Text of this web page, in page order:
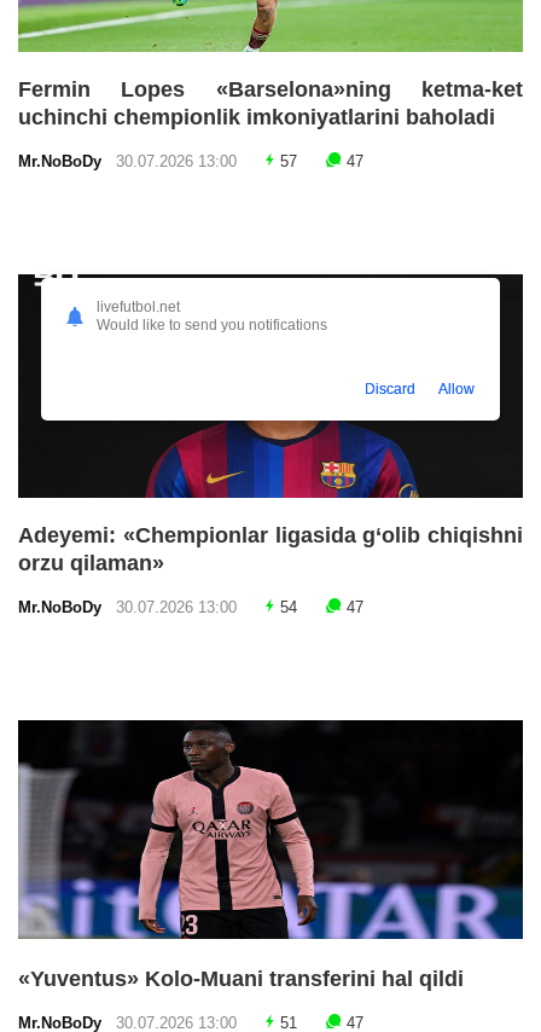
Fermin Lopes «Barselona»ning ketma-ket
uchinchi chempionlik imkoniyatlarini baholadi
Mr.NoBoDy 30.07.2026 13:00 57 47
Adeyemi: «Chempionlar ligasida g‘olib chiqishni
orzu qilaman»
Mr.NoBoDy 30.07.2026 13:00 54 47
«Yuventus» Kolo-Muani transferini hal qildi
Mr.NoBoDy 30.07.2026 13:00 51 47
livefutbol.net
Would like to send you notifications
Discard Allow